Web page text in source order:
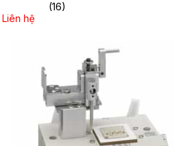
(16)
Liên hệ